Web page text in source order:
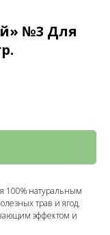
№3 Для
100% натуральным
трав и ягод,
эффектом и